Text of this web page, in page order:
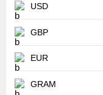
USD
GBP
EUR
GRAM